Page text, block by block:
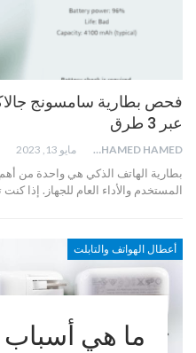
فحص بطارية سامسونج
عبر 3 طرق
MOHAMED HAMED مايو 13, 2023
بطارية الهاتف الذكي هي واحدة من
المستخدم والأداء العام للجهاز. إذا
أعطال الهواتف والتابلت
ما هي